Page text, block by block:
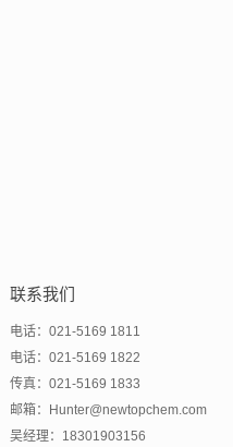
联系我们
电话：021-5169 1811
电话：021-5169 1822
传真：021-5169 1833
邮箱：Hunter@newtopchem.com
吴经理：18301903156